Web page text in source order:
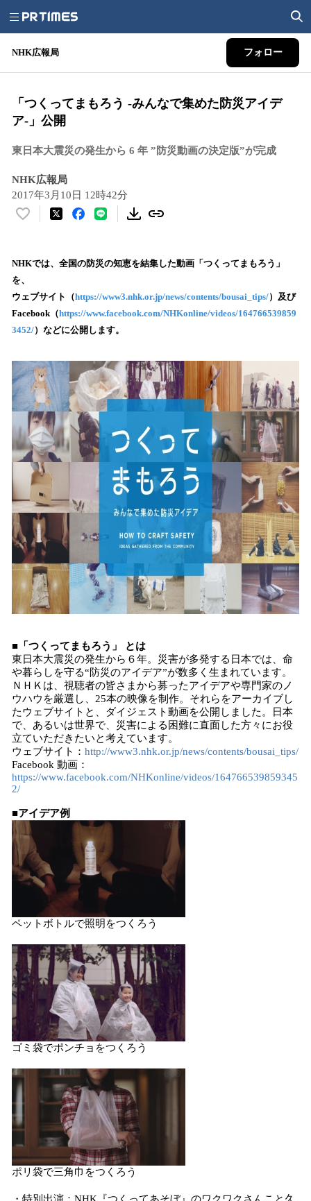
NHK広報局 フォロー
「つくってまもろう -みんなで集めた防災アイデ
ア-」公開
東日本大震災の発生から 6 年 ”防災動画の決定版”が完成
NHK広報局
2017年3月10日 12時42分
い
！
を
読
込
中
で
す
NHKでは、全国の防災の知恵を結集した動画「つくってまもろう」
を、
ウェブサイト（https://www3.nhk.or.jp/news/contents/bousai_tips/）及び
Facebook（https://www.facebook.com/NHKonline/videos/164766539859
3452/）などに公開します。
■「つくってまもろう」 とは
東日本大震災の発生から６年。災害が多発する日本では、命
や暮らしを守る“防災のアイデア”が数多く生まれています。
ＮＨＫは、視聴者の皆さまから募ったアイデアや専門家のノ
ウハウを厳選し、25本の映像を制作。それらをアーカイブし
たウェブサイトと、ダイジェスト動画を公開しました。日本
で、あるいは世界で、災害による困難に直面した方々にお役
立ていただきたいと考えています。
ウェブサイト： http://www3.nhk.or.jp/news/contents/bousai_tips/
Facebook 動画：
https://www.facebook.com/NHKonline/videos/164766539859345
2/
■アイデア例
ペットボトルで照明をつくろう
ゴミ袋でポンチョをつくろう
ポリ袋で三角巾をつくろう